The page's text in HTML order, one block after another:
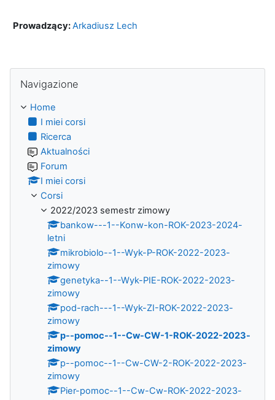
Prowadzący:Arkadiusz Lech
Navigazione
Home
I miei corsi
Ricerca
Aktualności
Forum
I miei corsi
Corsi
2022/2023 semestr zimowy
bankow---1--Konw-kon-ROK-2023-2024-
letni
mikrobiolo--1--Wyk-P-ROK-2022-2023-
zimowy
genetyka--1--Wyk-PIE-ROK-2022-2023-
zimowy
pod-rach---1--Wyk-ZI-ROK-2022-2023-
zimowy
p--pomoc--1--Cw-CW-1-ROK-2022-2023-
zimowy
p--pomoc--1--Cw-CW-2-ROK-2022-2023-
zimowy
Pier-pomoc--1--Cw-Cw-ROK-2022-2023-